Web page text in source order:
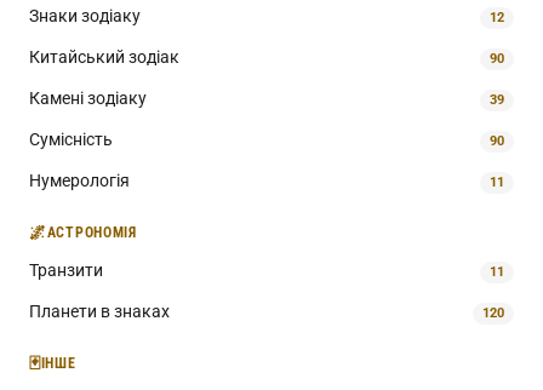
Знаки зодіаку 12
Китайський зодіак 90
Камені зодіаку 39
Сумісність 90
Нумерологія 11
🌌АСТРОНОМІЯ
Транзити 11
Планети в знаках 120
🃏ІНШЕ